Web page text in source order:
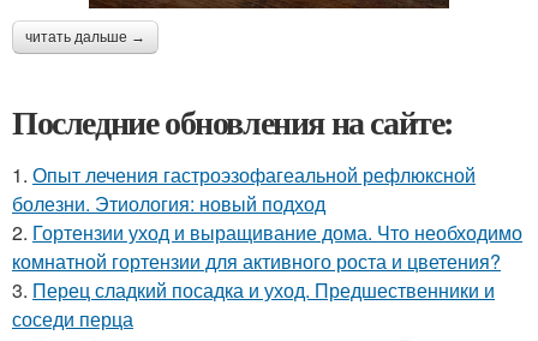
читать дальше →
Последние обновления на сайте:
1. Опыт лечения гастроэзофагеальной рефлюксной
болезни. Этиология: новый подход
2. Гортензии уход и выращивание дома. Что необходимо
комнатной гортензии для активного роста и цветения?
3. Перец сладкий посадка и уход. Предшественники и
соседи перца